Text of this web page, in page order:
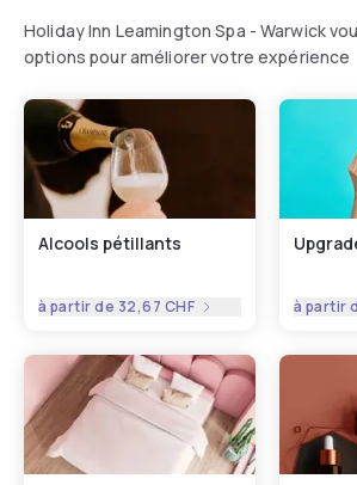
Holiday Inn Leamington Spa - Warwick
options pour améliorer votre expérience
Alcools pétillants
à partir de 32,67 CHF à partir